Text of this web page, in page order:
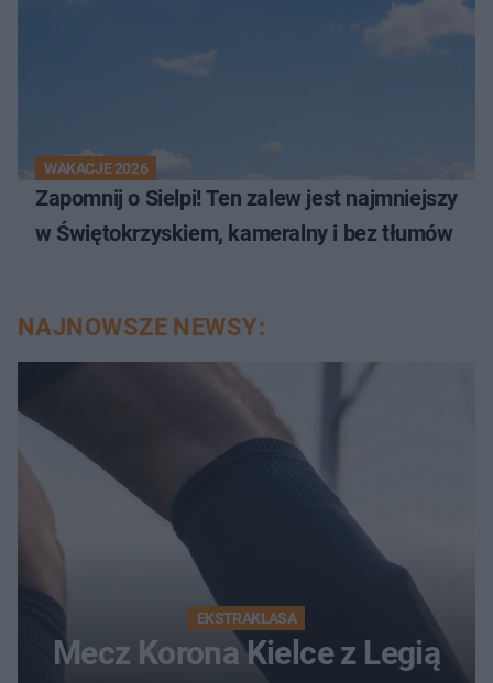
WAKACJE 2026
Zapomnij o Sielpi! Ten zalew jest najmniejszy
w Świętokrzyskiem, kameralny i bez tłumów
NAJNOWSZE NEWSY:
EKSTRAKLASA
Mecz Korona Kielce z Legią